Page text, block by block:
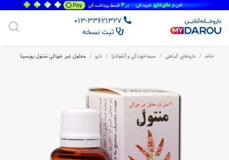
ثبت نسخه
خانه داروهای گیاهی سرماخوردگی و آنفولانزا دارو محلول غیر خوراکی منتول پورسینا